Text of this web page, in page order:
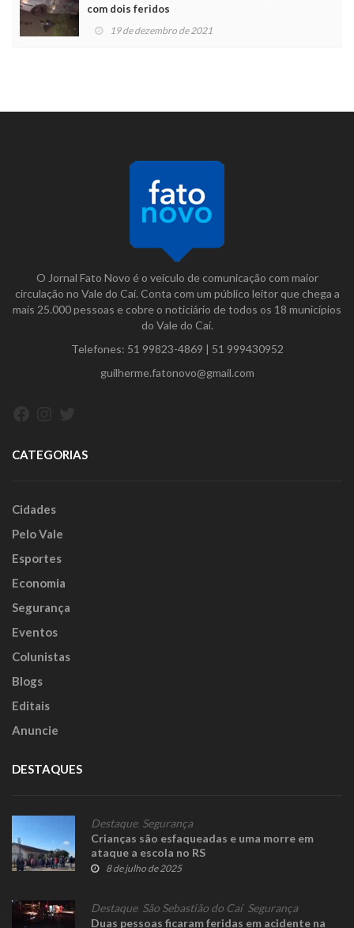
com dois feridos
19 de dezembro de 2021
O Jornal Fato Novo é o veículo de comunicação com maior
circulação no Vale do Caí. Conta com um público leitor que chega a
mais 25.000 pessoas e cobre o noticiário de todos os 18 municípios
do Vale do Caí.
Telefones: 51 99823-4869 | 51 999430952
guilherme.fatonovo@gmail.com
CATEGORIAS
Cidades
Pelo Vale
Esportes
Economia
Segurança
Eventos
Colunistas
Blogs
Editais
Anuncie
DESTAQUES
Destaque, Segurança
Crianças são esfaqueadas e uma morre em
ataque a escola no RS
8 de julho de 2025
Destaque, São Sebastião do Caí, Segurança
Duas pessoas ficaram feridas em acidente na